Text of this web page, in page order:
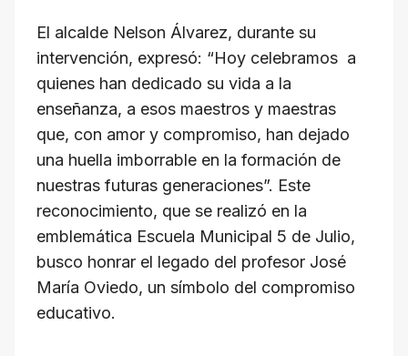
El alcalde Nelson Álvarez, durante su
intervención, expresó: “Hoy celebramos a
quienes han dedicado su vida a la
enseñanza, a esos maestros y maestras
que, con amor y compromiso, han dejado
una huella imborrable en la formación de
nuestras futuras generaciones”. Este
reconocimiento, que se realizó en la
emblemática Escuela Municipal 5 de Julio,
busco honrar el legado del profesor José
María Oviedo, un símbolo del compromiso
educativo.